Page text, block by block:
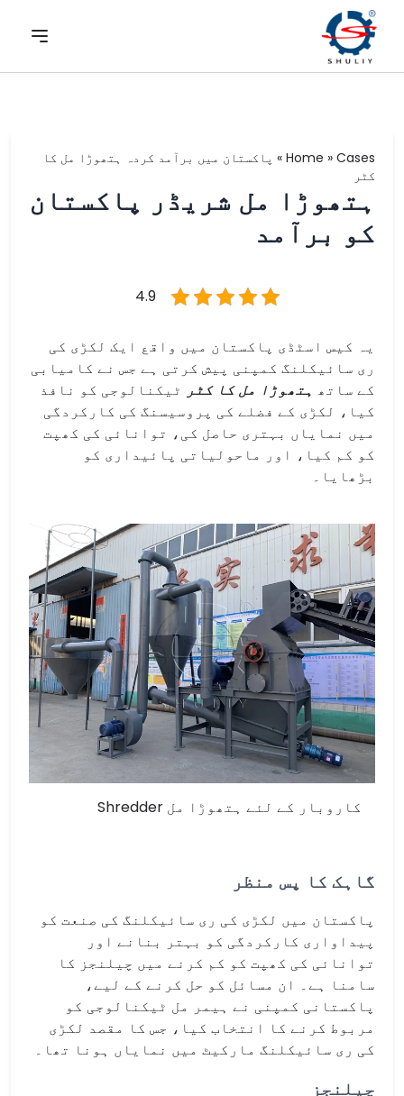
Home » Cases
» پاکستان میں برآمد کردہ ہتھوڑا مل کا
کٹر
ہتھوڑا مل شریڈر پاکستان
کو برآمد
4.9
یہ کیس اسٹڈی پاکستان میں واقع ایک لکڑی کی
ری سائیکلنگ کمپنی پیش کرتی ہے جس نے کامیابی
کے ساتھ ہتھوڑا مل کا کٹر ٹیکنالوجی کو نافذ
کیا، لکڑی کے فضلے کی پروسیسنگ کی کارکردگی
میں نمایاں بہتری حاصل کی، توانائی کی کھپت
کو کم کیا، اور ماحولیاتی پائیداری کو
بڑھایا۔
کاروبار کے لئے ہتھوڑا مل Shredder
گاہک کا پس منظر
پاکستان میں لکڑی کی ری سائیکلنگ کی صنعت کو
پیداواری کارکردگی کو بہتر بنانے اور
توانائی کی کھپت کو کم کرنے میں چیلنجز کا
سامنا ہے۔ ان مسائل کو حل کرنے کے لیے،
پاکستانی کمپنی نے ہیمر مل ٹیکنالوجی کو
مربوط کرنے کا انتخاب کیا، جس کا مقصد لکڑی
کی ری سائیکلنگ مارکیٹ میں نمایاں ہونا تھا۔
چیلنجز